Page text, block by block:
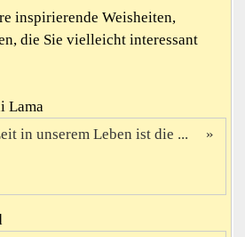
inspirierende Weisheiten,
die Sie vielleicht interessant
Lama
in unserem Leben ist die ...